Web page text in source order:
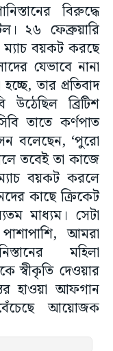
বিরুদ্ধে
২৬ ফেব্রুয়ারি
ম্যাচ বয়কট করছে
যেভাবে নানা
তার প্রতিবাদ
ব্রিটিশ
তাতে কর্ণপাত
বলেছেন, ‘পুরো
তবেই তা কাজে
বয়কট করলে
কাছে ক্রিকেট
মাধ্যম। সেটা
আমরা
মহিলা
স্বীকৃতি দেওয়ার
হাওয়া আফগান
আয়োজক